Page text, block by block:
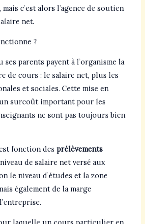
c’est alors l’agence de soutien
net.
?
ses parents payent à l’organisme la
de cours : le salaire net, plus les
et sociales. Cette mise en
surcoût important pour les
ne sont pas toujours bien
fonction des prélèvements
de salaire net versé aux
le niveau d’études et la zone
également de la marge